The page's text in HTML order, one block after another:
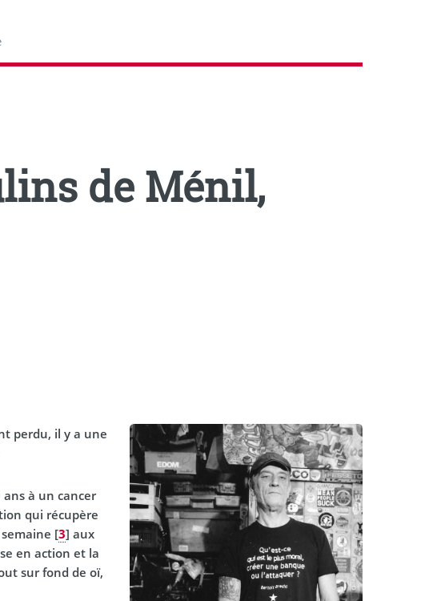
de Ménil,
perdu, il y a une
à un cancer
qui récupère
[3] aux
en action et la
sur fond de oï,